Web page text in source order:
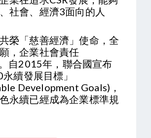
社會、經濟3面向的人
榮「慈善經濟」使命，全
，企業社會責任
。自2015年，聯合國宣布
續發展目標」
Development Goals)，
永續已經成為企業標準規